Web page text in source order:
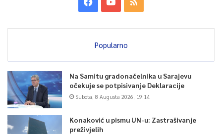
Popularno
Na Samitu gradonačelnika u Sarajevu
očekuje se potpisivanje Deklaracije
Subota, 8 Augusta 2026, 19:14
Konaković u pismu UN-u: Zastrašivanje
preživjelih